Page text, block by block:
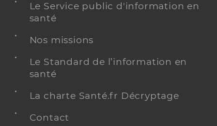
Le Service public d'information en
santé
Nos missions
Le Standard de l’information en
santé
La charte Santé.fr Décryptage
Contact